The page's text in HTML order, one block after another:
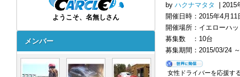
ようこそ、名無しさん
メンバー
by ハクナマタタ | 2015
開催日時：2015年4月11
開催場所：イエローハ
募集数 ：10台
募集期間：2015/03/24
女性ドライバーを応援す